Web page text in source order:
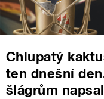
Chlupatý
ten dnešní
šlágrům